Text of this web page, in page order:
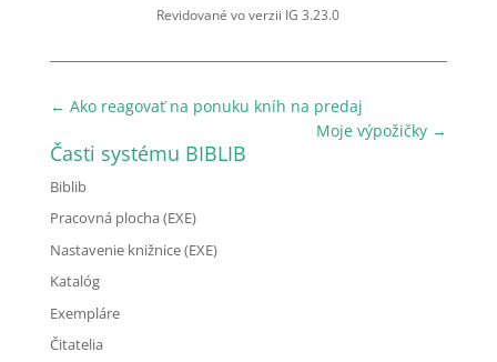
Revidované vo verzii IG 3.23.0
← Ako reagovať na ponuku kníh na predaj
Moje výpožičky →
Časti systému BIBLIB
Biblib
Pracovná plocha (EXE)
Nastavenie knižnice (EXE)
Katalóg
Exempláre
Čitatelia